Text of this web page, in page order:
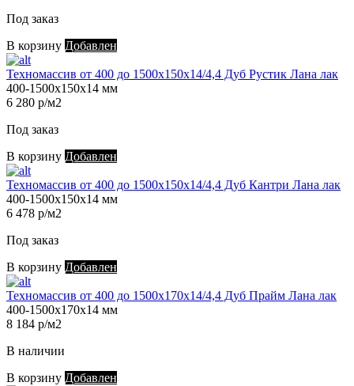
Под заказ
В корзину Добавлен
Техномассив от 400 до 1500х150х14/4,4 Дуб Рустик Лана лак
400-1500х150х14 мм
6 280 р/м2
Под заказ
В корзину Добавлен
Техномассив от 400 до 1500х150х14/4,4 Дуб Кантри Лана лак
400-1500х150х14 мм
6 478 р/м2
Под заказ
В корзину Добавлен
Техномассив от 400 до 1500х170х14/4,4 Дуб Прайм Лана лак
400-1500х170х14 мм
8 184 р/м2
В наличии
В корзину Добавлен